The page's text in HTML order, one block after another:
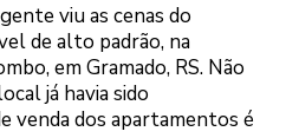
viu as cenas do
de alto padrão, na
em Gramado, RS. Não
já havia sido
venda dos apartamentos é